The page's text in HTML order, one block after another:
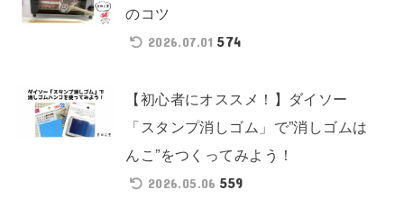
のコツ
2026.07.01 574
【初心者にオススメ！】ダイソー
「スタンプ消しゴム」で”消しゴムは
んこ”をつくってみよう！
2026.05.06 559